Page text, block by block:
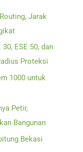
Jarak
ESE 50, dan
Proteksi
1000 untuk
Petir,
Bangunan
Bekasi